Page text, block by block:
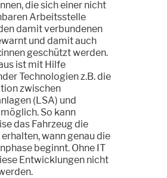
die sich einer nicht
Arbeitsstelle
damit verbundenen
und damit auch
geschützt werden.
ist mit Hilfe
Technologien z.B. die
zwischen
(LSA) und
So kann
das Fahrzeug die
wann genau die
beginnt. Ohne IT
Entwicklungen nicht